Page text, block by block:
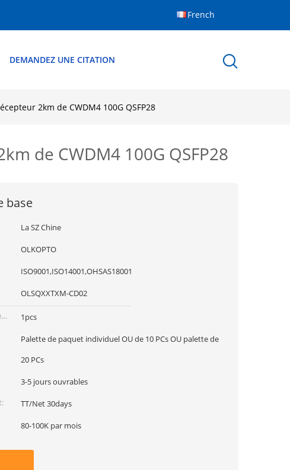
French
DEMANDEZ UNE CITATION
2km de CWDM4 100G QSFP28
de CWDM4 100G QSFP28
base
La SZ Chine
OLKOPTO
ISO9001,ISO14001,OHSAS18001
OLSQXXTXM-CD02
1pcs
Palette de paquet individuel OU de 10 PCs OU palette de
20 PCs
3-5 jours ouvrables
TT/Net 30days
80-100K par mois